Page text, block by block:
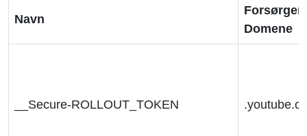
Navn
Forsørger
Domene
__Secure-ROLLOUT_TOKEN